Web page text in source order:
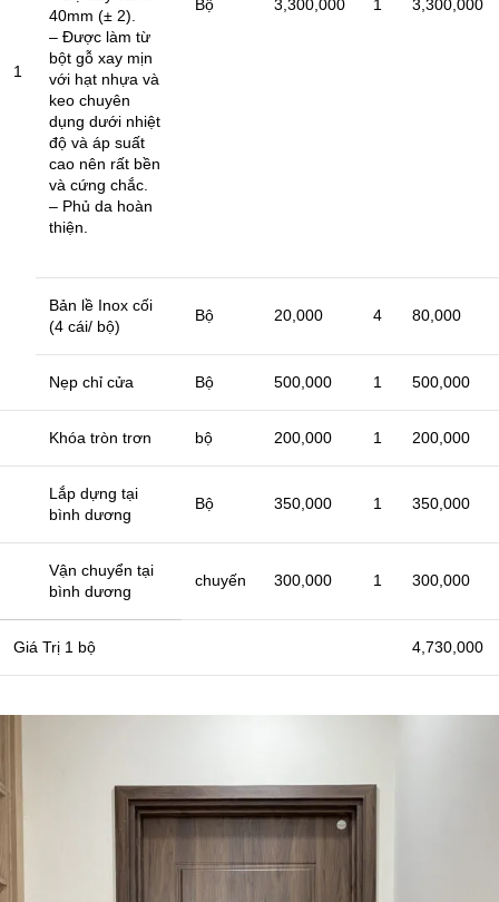
1
40mm (± 2).
– Được làm từ
bột gỗ xay mịn
với hạt nhựa và
keo chuyên
dụng dưới nhiệt
độ và áp suất
cao nên rất bền
và cứng chắc.
– Phủ da hoàn
thiện.
Bộ 3,300,000 1 3,300,000
Bản lề Inox cối
(4 cái/ bộ)
Bộ 20,000 4 80,000
Nẹp chỉ cửa Bộ 500,000 1 500,000
Khóa tròn trơn bộ 200,000 1 200,000
Lắp dựng tại
bình dương
Bộ 350,000 1 350,000
Vận chuyển tại
bình dương
chuyến 300,000 1 300,000
Giá Trị 1 bộ 4,730,000